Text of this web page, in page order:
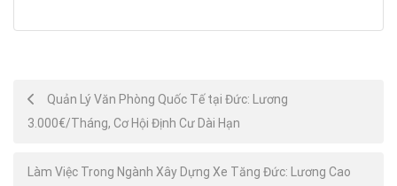
Post
navigation
Quản Lý Văn Phòng Quốc Tế tại Đức: Lương
3.000€/Tháng, Cơ Hội Định Cư Dài Hạn
Làm Việc Trong Ngành Xây Dựng Xe Tăng Đức: Lương Cao